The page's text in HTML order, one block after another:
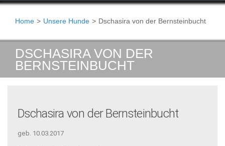
Home > Unsere Hunde > Dschasira von der Bernsteinbucht
DSCHASIRA VON DER
BERNSTEINBUCHT
Dschasira von der Bernsteinbucht
geb. 10.03.2017